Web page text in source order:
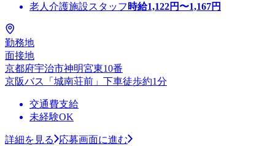
老人介護施設スタッフ 時給1,122円〜1,167円
勤務地
面接地
京都府宇治市神明宮東10番
京阪バス「城南荘前」下車徒歩約1分
交通費支給
未経験OK
詳細を見る 応募画面に進む